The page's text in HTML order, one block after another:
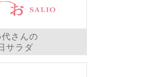
さんの
サラダ